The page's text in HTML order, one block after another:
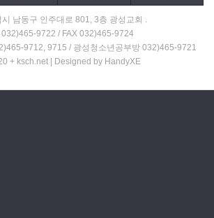
시 남동구 인주대로 801, 3층 광성교회 .
032)465-9722 / FAX 032)465-9724
9712, 9715 / 광성청소년공부방 032)465-9721
+ ksch.net | Designed by HandyXE